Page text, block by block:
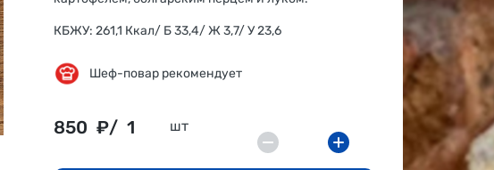
КБЖУ: 261,1 Ккал/ Б 33,4/ Ж 3,7/ У 23,6
Шеф-повар рекомендует
850 ₽/ 1 шт